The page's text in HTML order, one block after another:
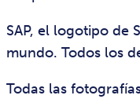
SAP, el logotipo de
mundo. Todos los
Todas las